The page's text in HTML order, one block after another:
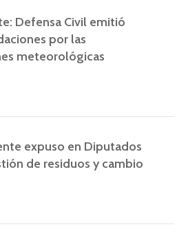
Defensa Civil emitió
por las
meteorológicas
expuso en Diputados
de residuos y cambio